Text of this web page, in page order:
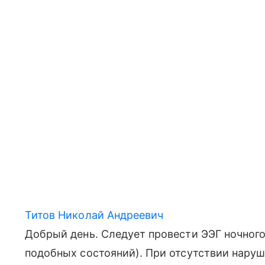
Титов Николай Андреевич
Добрый день. Следует провести ЭЭГ
подобных состояний). При отсутствии